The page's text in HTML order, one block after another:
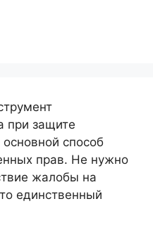
при защите
способ
прав. Не нужно
жалобы на
единственный